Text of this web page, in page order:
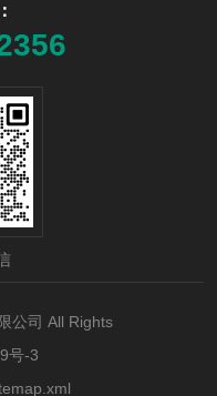
公司 All Rights
号-3